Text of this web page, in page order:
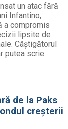
un atac fără
Infantino,
a compromis
lipsite de
Câștigătorul
putea scrie
de la Paks
creșterii